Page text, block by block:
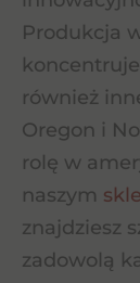
Produkcja
również
Oregon i
rolę w
naszym
znajdziesz
zadowolą